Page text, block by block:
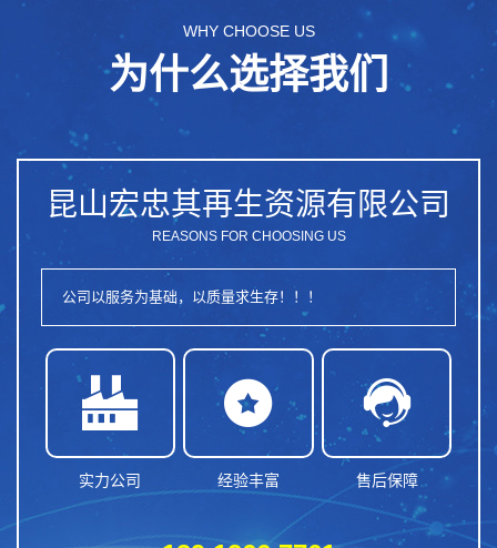
WHY CHOOSE US
为什么选择我们
昆山宏忠其再生资源有限公司
REASONS FOR CHOOSING US
公司以服务为基础，以质量求生存！！！

实力公司

经验丰富

售后保障